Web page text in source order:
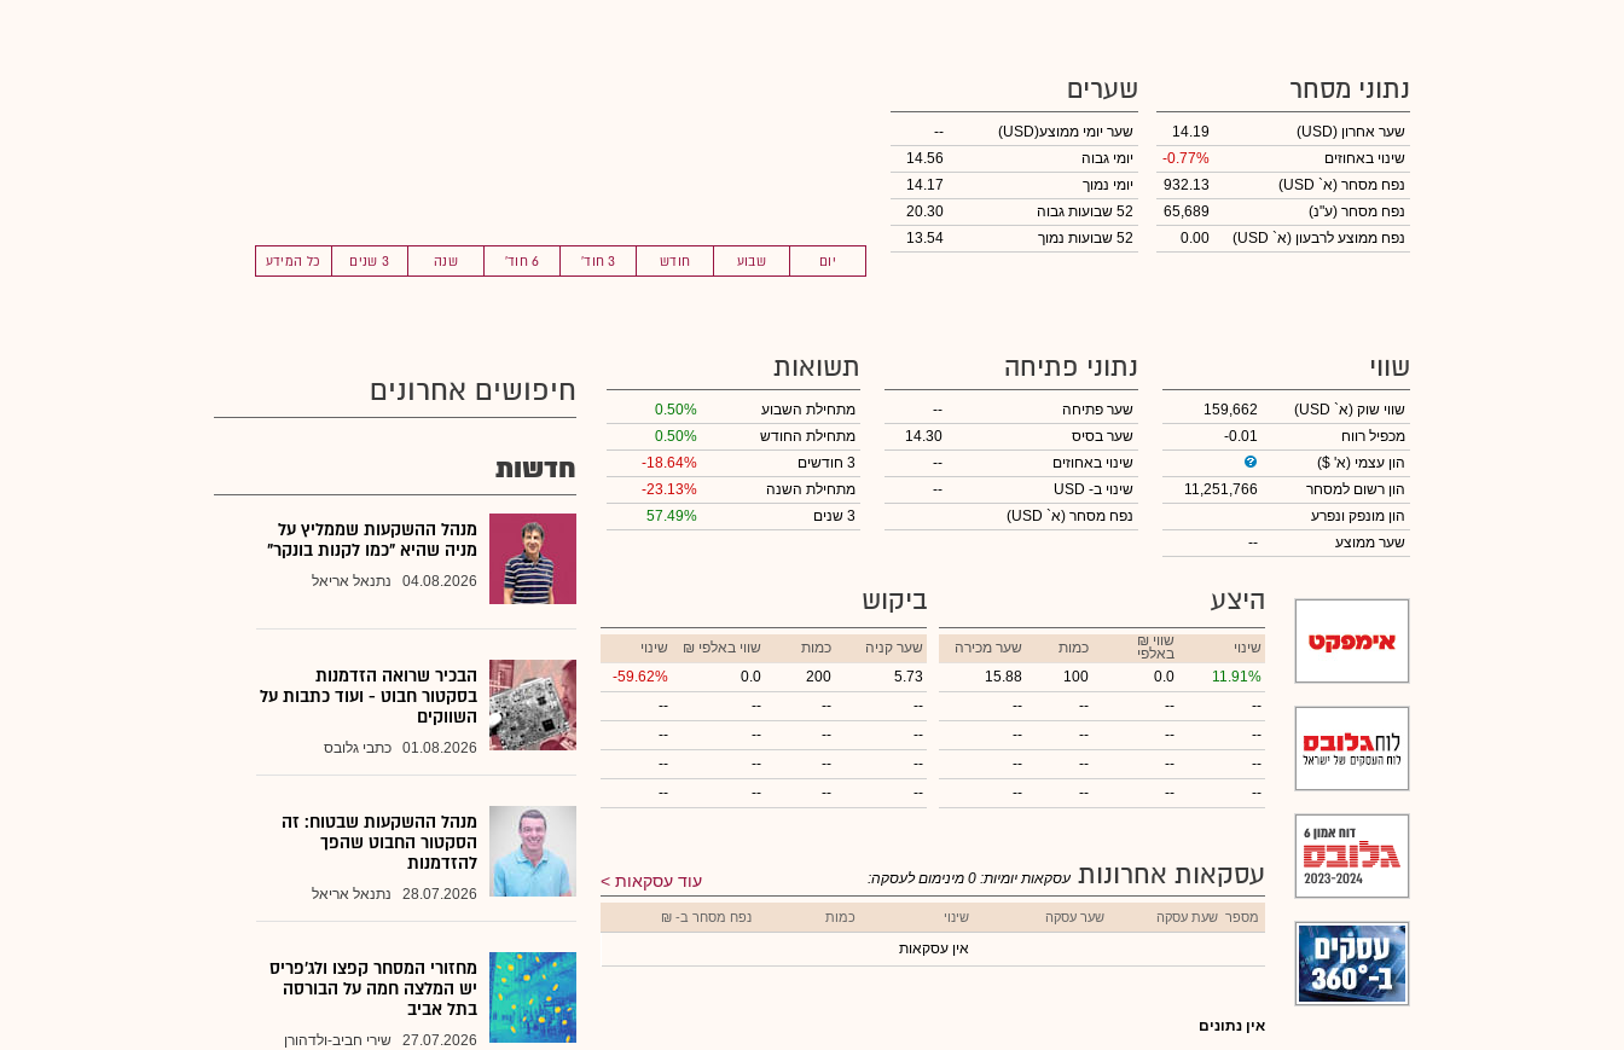
יום שבוע חודש 3 חוד' 6 חוד' שנה 3 שנים כל המידע
נתוני מסחר
שער אחרון (USD)
14.19
שינוי באחוזים
-0.77%
נפח מסחר (א` USD)
932.13
נפח מסחר (ע"נ)
65,689
נפח ממוצע לרבעון (א` USD)
0.00
שערים
שער יומי ממוצע(USD)
--
יומי גבוה
14.56
יומי נמוך
14.17
52 שבועות גבוה
20.30
52 שבועות נמוך
13.54
שווי
שווי שוק (א` USD)
159,662
מכפיל רווח
-0.01
הון עצמי (א' $)
הון רשום למסחר
11,251,766
הון מונפק ונפרע
שער ממוצע
--
נתוני פתיחה
שער פתיחה
--
שער בסיס
14.30
שינוי באחוזים
--
שינוי ב- USD
--
נפח מסחר (א` USD)
תשואות
מתחילת השבוע
0.50%
מתחילת החודש
0.50%
3 חודשים
-18.64%
מתחילת השנה
-23.13%
3 שנים
57.49%
היצע
שינוי ₪ שווי
באלפי כמות
שער מכירה
11.91%
0.0
100
15.88
--
--
--
--
--
--
--
--
--
--
--
--
--
--
--
--
ביקוש
שער קניה כמות ₪ שווי באלפי
שינוי
5.73
200
0.0
-59.62%
--
--
--
--
--
--
--
--
--
--
--
--
--
--
--
--
עסקאות אחרונות עוד עסקאות עסקאות יומיות: 0 מינימום לעסקה:
מספר שעת עסקה שער עסקה שינוי כמות נפח מסחר ב- ₪
אין עסקאות
אין נתונים
חיפושים אחרונים
חדשות
מנהל ההשקעות שממליץ על
מניה שהיא "כמו לקנות בונקר"
04.08.2026 נתנאל אריאל
הבכיר שרואה הזדמנות
בסקטור חבוט - ועוד כתבות על
השווקים
01.08.2026 כתבי גלובס
מנהל ההשקעות שבטוח: זה
הסקטור החבוט שהפך
להזדמנות
28.07.2026 נתנאל אריאל
מחזורי המסחר קפצו ולג'פריס
יש המלצה חמה על הבורסה
בתל אביב
27.07.2026 שירי חביב-ולדהורן